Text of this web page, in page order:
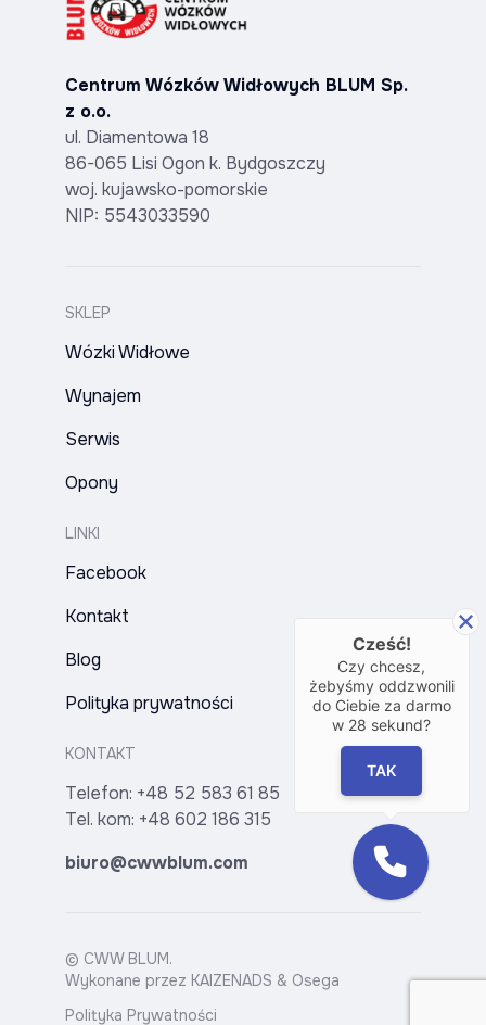
Centrum Wózków Widłowych BLUM Sp.
z o.o.
ul. Diamentowa 18
86-065 Lisi Ogon k. Bydgoszczy
woj. kujawsko-pomorskie
NIP: 5543033590
SKLEP
Wózki Widłowe
Wynajem
Serwis
Opony
LINKI
Facebook
Kontakt
Blog
Polityka prywatności
KONTAKT
Telefon: +48 52 583 61 85
Tel. kom: +48 602 186 315
biuro@cwwblum.com
© CWW BLUM.
Wykonane przez KAIZENADS & Osega
Polityka Prywatności
Cześć!
Czy chcesz,
żebyśmy oddzwonili
do Ciebie za darmo
w 28 sekund?
TAK